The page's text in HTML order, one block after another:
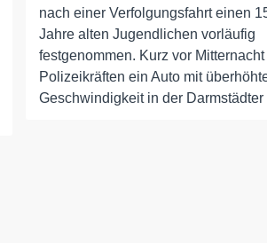
nach einer Verfolgungsfahrt einen
Jahre alten Jugendlichen vorläufig
festgenommen. Kurz vor
Polizeikräften ein Auto mit
Geschwindigkeit in der Darmstädter